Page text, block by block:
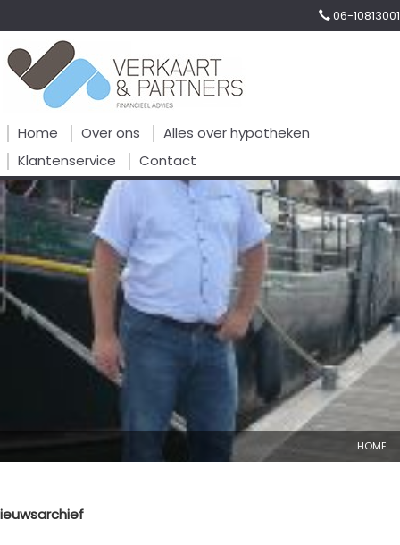
06-10813001
Home Over ons
Alles over hypotheken
Klantenservice
Contact
HOME